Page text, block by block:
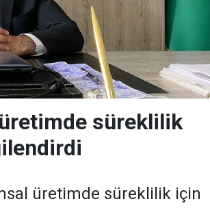
süreklilik
üretimde süreklilik için